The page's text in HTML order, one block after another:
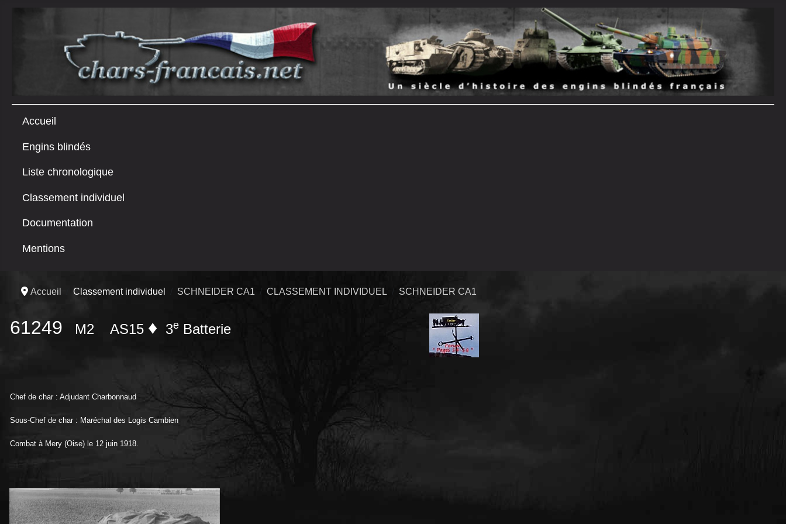
Accueil
Engins blindés
Liste chronologique
Classement individuel
Documentation
Mentions
Accueil Classement individuel SCHNEIDER CA1 CLASSEMENT INDIVIDUEL SCHNEIDER CA1
61249 M2 AS15 ♦ 3e Batterie
Chef de char : Adjudant Charbonnaud
Sous-Chef de char : Maréchal des Logis Cambien
Combat à Mery (Oise) le 12 juin 1918.